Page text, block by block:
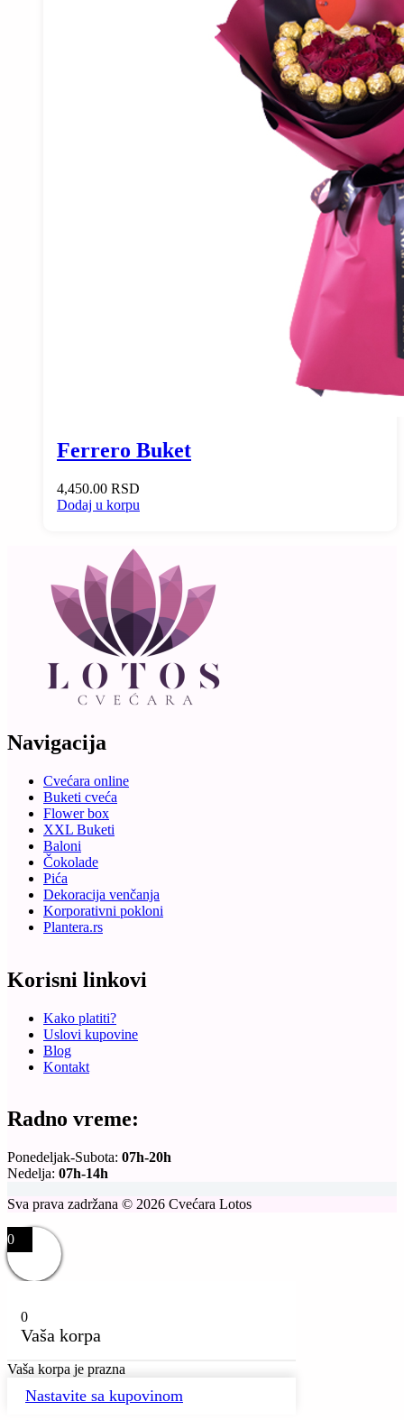
Ferrero Buket
4,450.00 RSD
Dodaj u korpu
Navigacija
Cvećara online
Buketi cveća
Flower box
XXL Buketi
Baloni
Čokolade
Pića
Dekoracija venčanja
Korporativni pokloni
Plantera.rs
Korisni linkovi
Kako platiti?
Uslovi kupovine
Blog
Kontakt
Radno vreme:
Ponedeljak-Subota: 07h-20h
Nedelja: 07h-14h
Sva prava zadržana © 2026 Cvećara Lotos
0
0
Vaša korpa
Vaša korpa je prazna
Nastavite sa kupovinom